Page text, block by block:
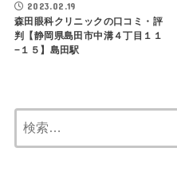
2023.02.19
森田眼科クリニックの口コミ・評
判【静岡県島田市中溝４丁目１１
−１５】島田駅